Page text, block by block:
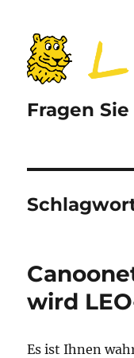
Fragen
wird
Es ist Ihnen